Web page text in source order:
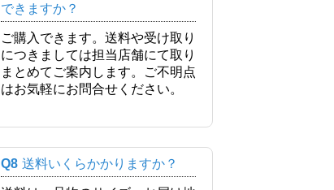
できますか？
ご購入できます。送料や受け取り
につきましては担当店舗にて取り
まとめてご案内します。ご不明点
はお気軽にお問合せください。
Q8 送料いくらかかりますか？